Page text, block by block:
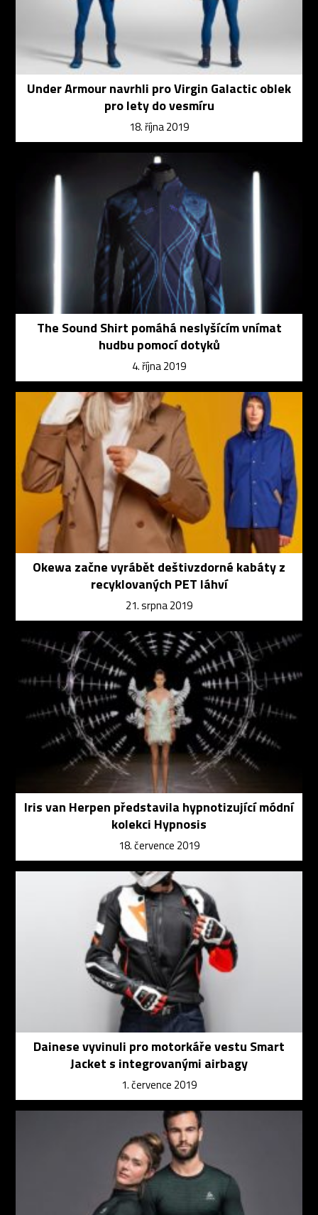
Under Armour navrhli pro Virgin Galactic oblek
pro lety do vesmíru
18. října 2019
The Sound Shirt pomáhá neslyšícím vnímat
hudbu pomocí dotyků
4. října 2019
Okewa začne vyrábět deštivzdorné kabáty z
recyklovaných PET láhví
21. srpna 2019
Iris van Herpen představila hypnotizující módní
kolekci Hypnosis
18. července 2019
Dainese vyvinuli pro motorkáře vestu Smart
Jacket s integrovanými airbagy
1. července 2019